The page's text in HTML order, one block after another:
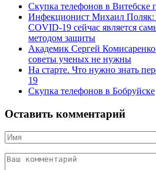
Скупка телефонов в
Инфекционист Михаил Поляк:
COVID-19 сейчас является
методом защиты
Академик Сергей
советы ученых не нужны
На старте. Что нужно знать
19
Скупка телефонов в Бобруйске
Оставить комментарий